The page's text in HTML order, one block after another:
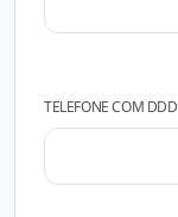
TELEFONE COM DDD